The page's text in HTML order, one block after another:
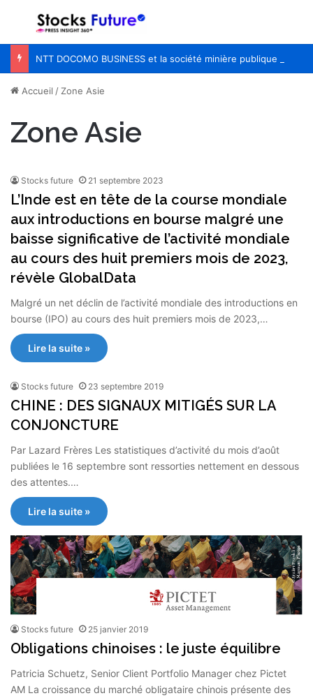
Menu
Accueil /Zone Asie
Zone Asie
Stocks future 21 septembre 2023
L’Inde est en tête de la course mondiale
aux introductions en bourse malgré une
baisse significative de l’activité mondiale
au cours des huit premiers mois de 2023,
révèle GlobalData
Malgré un net déclin de l’activité mondiale des introductions en
bourse (IPO) au cours des huit premiers mois de 2023,…
Lire la suite »
Stocks future 23 septembre 2019
CHINE : DES SIGNAUX MITIGÉS SUR LA
CONJONCTURE
Par Lazard Frères Les statistiques d’activité du mois d’août
publiées le 16 septembre sont ressorties nettement en dessous
des attentes.…
Lire la suite »
Stocks future 25 janvier 2019
Obligations chinoises : le juste équilibre
Patricia Schuetz, Senior Client Portfolio Manager chez Pictet
AM La croissance du marché obligataire chinois présente des